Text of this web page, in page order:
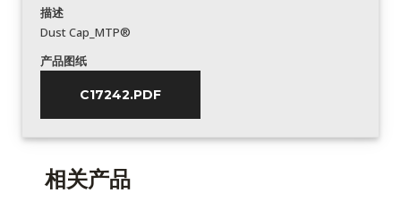
描述
Dust Cap_MTP®
产品图纸
C17242.PDF
相关产品